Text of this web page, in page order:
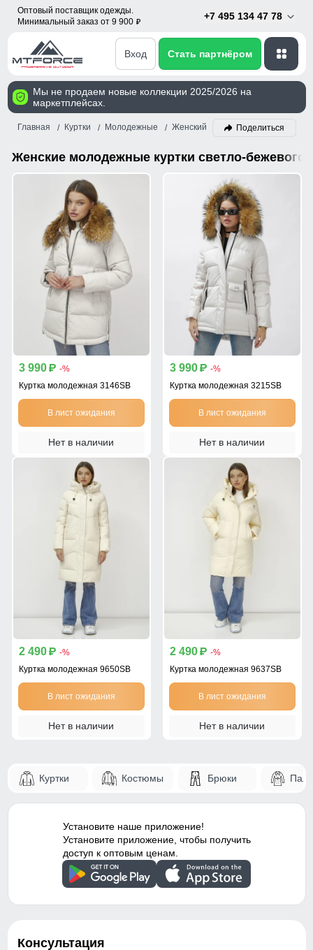
Оптовый поставщик одежды.
Минимальный заказ от 9 900 p
+7 495 134 47 78
Вход Стать партнёром
Мы не продаем новые коллекции 2025/2026 на
маркетплейсах.
Главная Куртки Молодежные Женский Светло-бежевый
Поделиться
Женские молодежные куртки светло-бежевого
3 990 p -%
Куртка молодежная 3146SB
В лист ожидания
Нет в наличии
3 990 p -%
Куртка молодежная 3215SB
В лист ожидания
Нет в наличии
2 490 p -%
Куртка молодежная 9650SB
В лист ожидания
Нет в наличии
2 490 p -%
Куртка молодежная 9637SB
В лист ожидания
Нет в наличии
Куртки Костюмы Брюки
Установите наше приложение!
Установите приложение, чтобы получить
доступ к оптовым ценам.
Консультация